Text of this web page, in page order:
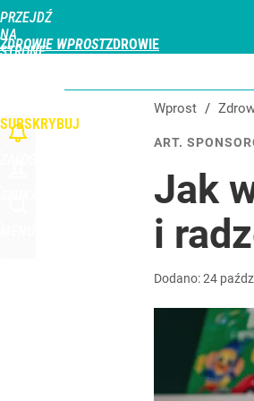
PRZEJDŹ
NA
STRONĘ
ZDROWIE WPROST
SUBSKRYBUJ
Wprost /
ART.
Jak
i
Dodano:24